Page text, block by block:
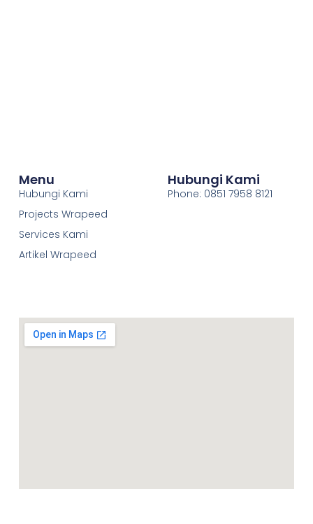
Menu
Hubungi Kami
Projects Wrapeed
Services Kami
Artikel Wrapeed
Hubungi Kami
Phone: 0851 7958 8121